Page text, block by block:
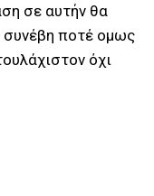
σε αυτήν θα
συνέβη ποτέ ομως
όχι